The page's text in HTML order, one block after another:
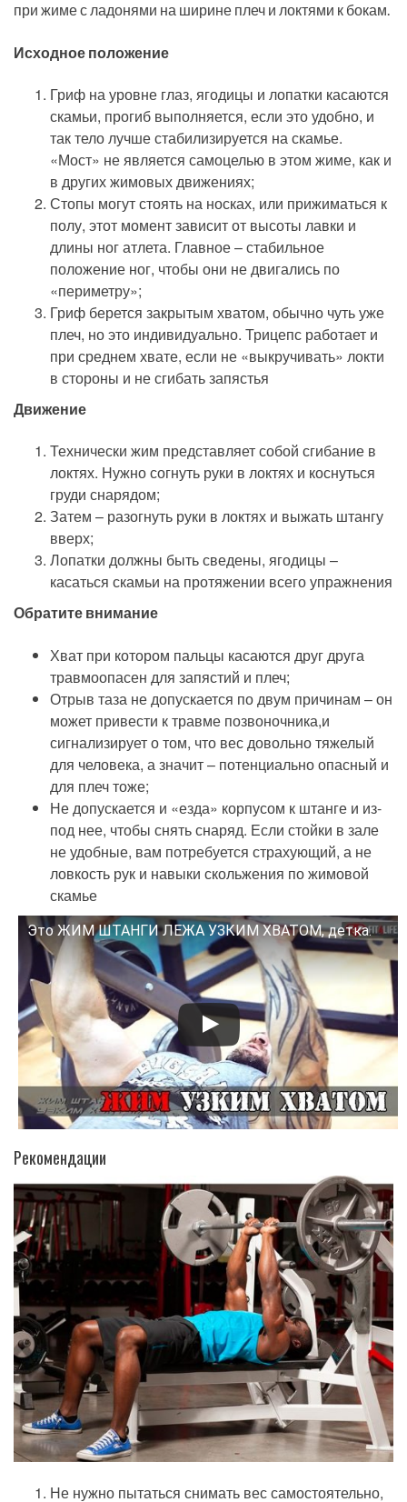
при жиме с ладонями на ширине плеч и локтями к бокам.
Исходное положение
Гриф на уровне глаз, ягодицы и лопатки касаются
скамьи, прогиб выполняется, если это удобно, и
так тело лучше стабилизируется на скамье.
«Мост» не является самоцелью в этом жиме, как и
в других жимовых движениях;
Стопы могут стоять на носках, или прижиматься к
полу, этот момент зависит от высоты лавки и
длины ног атлета. Главное – стабильное
положение ног, чтобы они не двигались по
«периметру»;
Гриф берется закрытым хватом, обычно чуть уже
плеч, но это индивидуально. Трицепс работает и
при среднем хвате, если не «выкручивать» локти
в стороны и не сгибать запястья
Движение
Технически жим представляет собой сгибание в
локтях. Нужно согнуть руки в локтях и коснуться
груди снарядом;
Затем – разогнуть руки в локтях и выжать штангу
вверх;
Лопатки должны быть сведены, ягодицы –
касаться скамьи на протяжении всего упражнения
Обратите внимание
Хват при котором пальцы касаются друг друга
травмоопасен для запястий и плеч;
Отрыв таза не допускается по двум причинам – он
может привести к травме позвоночника,и
сигнализирует о том, что вес довольно тяжелый
для человека, а значит – потенциально опасный и
для плеч тоже;
Не допускается и «езда» корпусом к штанге и из-
под нее, чтобы снять снаряд. Если стойки в зале
не удобные, вам потребуется страхующий, а не
ловкость рук и навыки скольжения по жимовой
скамье
Это ЖИМ ШТАНГИ ЛЕЖА УЗКИМ ХВАТОМ, детка.
Смотрите это видео на YouTube
Рекомендации
Не нужно пытаться снимать вес самостоятельно,